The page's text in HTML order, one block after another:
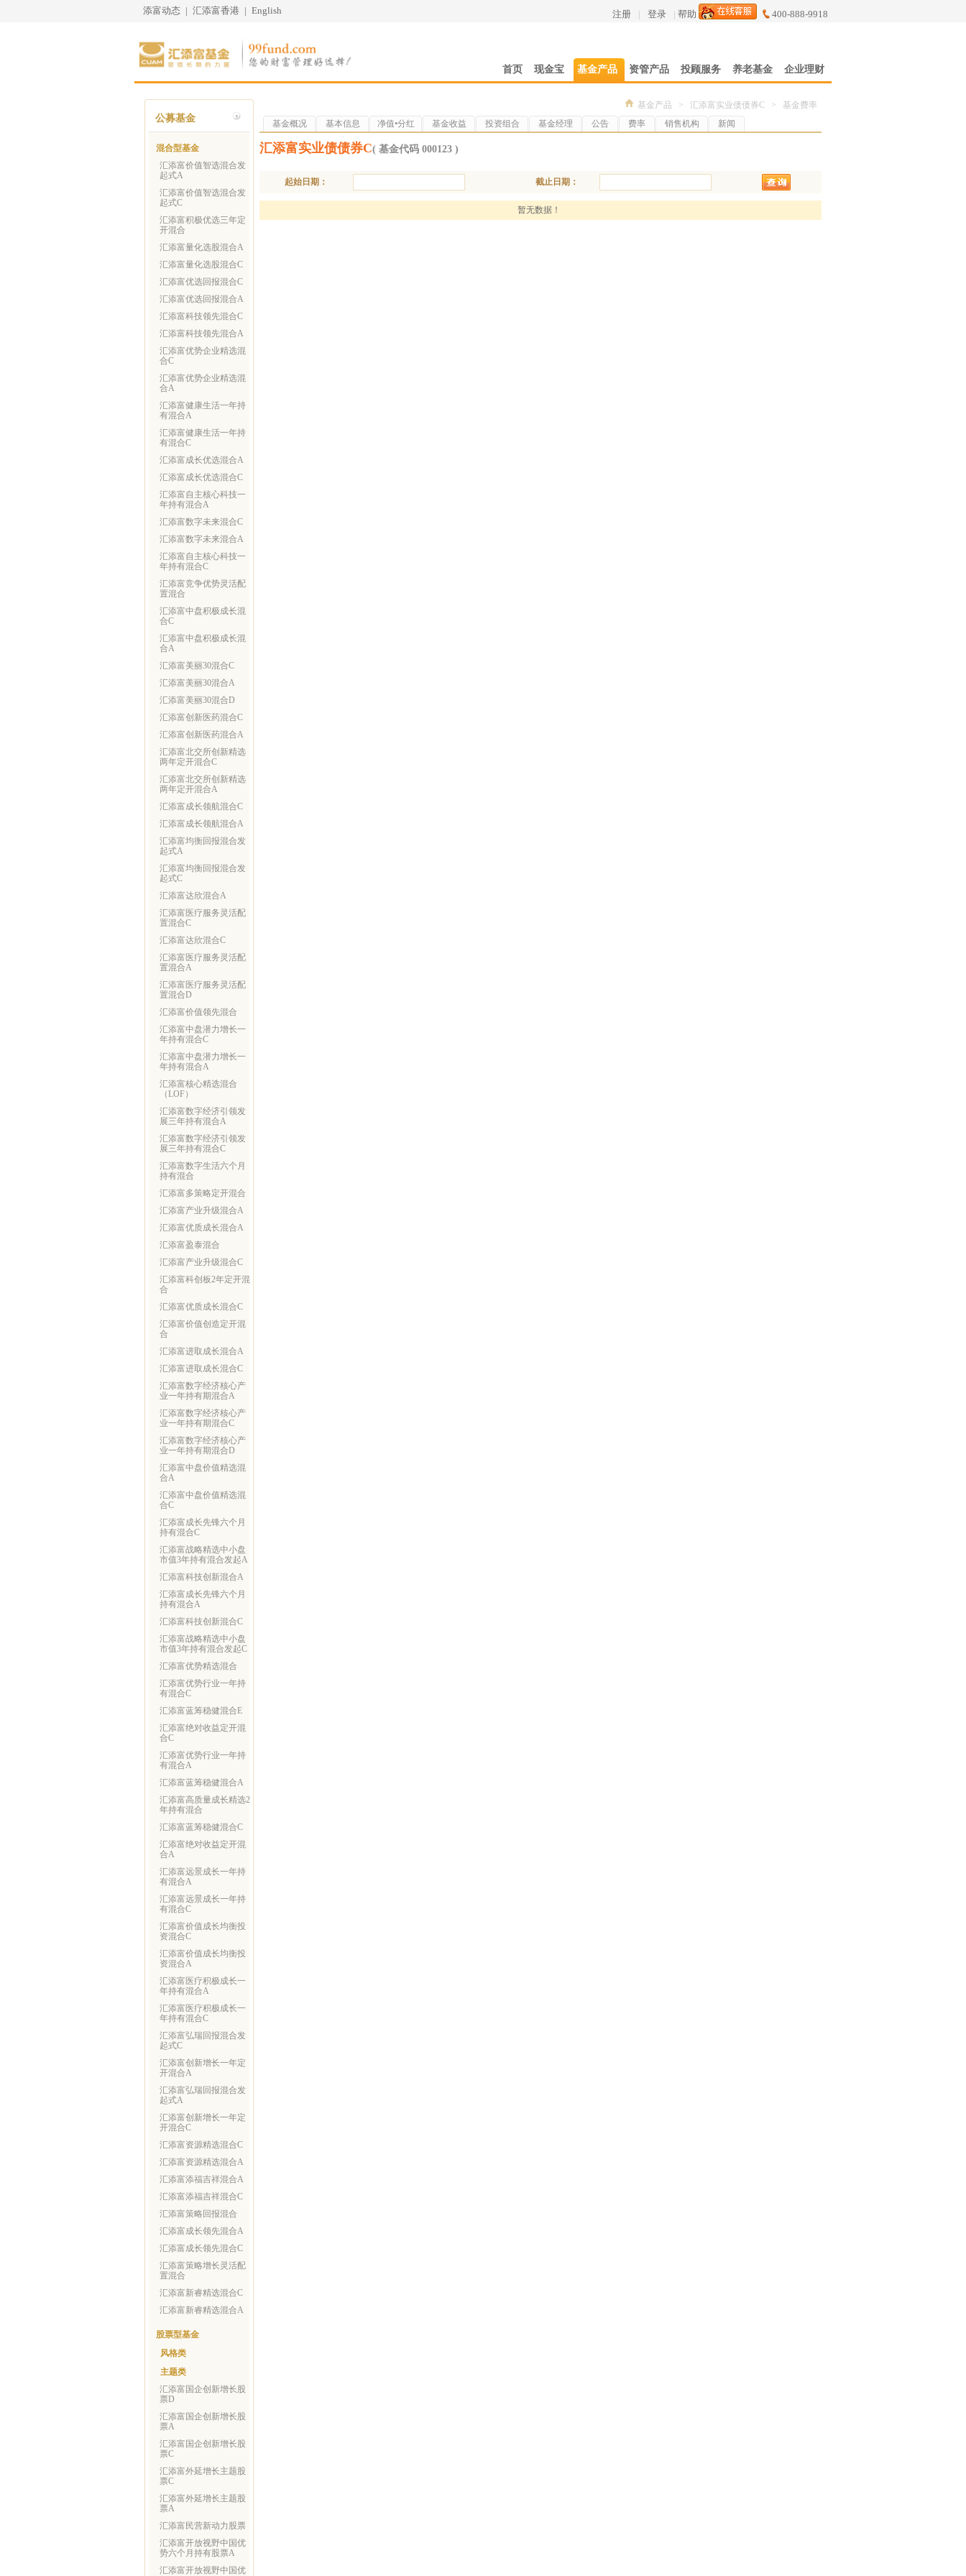
添富动态 | 汇添富香港 | English 注册 | 登录 | 帮助 400-888-9918
首页 现金宝 基金产品 资管产品 投顾服务 养老基金 企业理财
公募基金
混合型基金
汇添富价值智选混合发
起式A
汇添富价值智选混合发
起式C
汇添富积极优选三年定
开混合
汇添富量化选股混合A
汇添富量化选股混合C
汇添富优选回报混合C
汇添富优选回报混合A
汇添富科技领先混合C
汇添富科技领先混合A
汇添富优势企业精选混
合C
汇添富优势企业精选混
合A
汇添富健康生活一年持
有混合A
汇添富健康生活一年持
有混合C
汇添富成长优选混合A
汇添富成长优选混合C
汇添富自主核心科技一
年持有混合A
汇添富数字未来混合C
汇添富数字未来混合A
汇添富自主核心科技一
年持有混合C
汇添富竞争优势灵活配
置混合
汇添富中盘积极成长混
合C
汇添富中盘积极成长混
合A
汇添富美丽30混合C
汇添富美丽30混合A
汇添富美丽30混合D
汇添富创新医药混合C
汇添富创新医药混合A
汇添富北交所创新精选
两年定开混合C
汇添富北交所创新精选
两年定开混合A
汇添富成长领航混合C
汇添富成长领航混合A
汇添富均衡回报混合发
起式A
汇添富均衡回报混合发
起式C
汇添富达欣混合A
汇添富医疗服务灵活配
置混合C
汇添富达欣混合C
汇添富医疗服务灵活配
置混合A
汇添富医疗服务灵活配
置混合D
汇添富价值领先混合
汇添富中盘潜力增长一
年持有混合C
汇添富中盘潜力增长一
年持有混合A
汇添富核心精选混合
（LOF）
汇添富数字经济引领发
展三年持有混合A
汇添富数字经济引领发
展三年持有混合C
汇添富数字生活六个月
持有混合
汇添富多策略定开混合
汇添富产业升级混合A
汇添富优质成长混合A
汇添富盈泰混合
汇添富产业升级混合C
汇添富科创板2年定开混
合
汇添富优质成长混合C
汇添富价值创造定开混
合
汇添富进取成长混合A
汇添富进取成长混合C
汇添富数字经济核心产
业一年持有期混合A
汇添富数字经济核心产
业一年持有期混合C
汇添富数字经济核心产
业一年持有期混合D
汇添富中盘价值精选混
合A
汇添富中盘价值精选混
合C
汇添富成长先锋六个月
持有混合C
汇添富战略精选中小盘
市值3年持有混合发起A
汇添富科技创新混合A
汇添富成长先锋六个月
持有混合A
汇添富科技创新混合C
汇添富战略精选中小盘
市值3年持有混合发起C
汇添富优势精选混合
汇添富优势行业一年持
有混合C
汇添富蓝筹稳健混合E
汇添富绝对收益定开混
合C
汇添富优势行业一年持
有混合A
汇添富蓝筹稳健混合A
汇添富高质量成长精选2
年持有混合
汇添富蓝筹稳健混合C
汇添富绝对收益定开混
合A
汇添富远景成长一年持
有混合A
汇添富远景成长一年持
有混合C
汇添富价值成长均衡投
资混合C
汇添富价值成长均衡投
资混合A
汇添富医疗积极成长一
年持有混合A
汇添富医疗积极成长一
年持有混合C
汇添富弘瑞回报混合发
起式C
汇添富创新增长一年定
开混合A
汇添富弘瑞回报混合发
起式A
汇添富创新增长一年定
开混合C
汇添富资源精选混合C
汇添富资源精选混合A
汇添富添福吉祥混合A
汇添富添福吉祥混合C
汇添富策略回报混合
汇添富成长领先混合A
汇添富成长领先混合C
汇添富策略增长灵活配
置混合
汇添富新睿精选混合C
汇添富新睿精选混合A
股票型基金
风格类
主题类
汇添富国企创新增长股
票D
汇添富国企创新增长股
票A
汇添富国企创新增长股
票C
汇添富外延增长主题股
票C
汇添富外延增长主题股
票A
汇添富民营新动力股票
汇添富开放视野中国优
势六个月持有股票A
汇添富开放视野中国优
基金产品 > 汇添富实业债债券C > 基金费率
基金概况 基本信息 净值•分红 基金收益 投资组合 基金经理 公告 费率 销售机构 新闻
汇添富实业债债券C( 基金代码 000123 )
起始日期： 截止日期：
暂无数据！